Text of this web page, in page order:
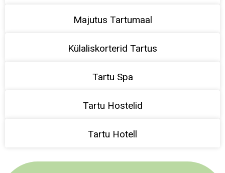
Majutus Tartumaal
Külaliskorterid Tartus
Tartu Spa
Tartu Hostelid
Tartu Hotell